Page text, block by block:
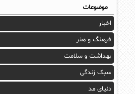
موضوعات
اخبار
فرهنگ و هنر
بهداشت و سلامت
سبک زندگی
دنیای مد